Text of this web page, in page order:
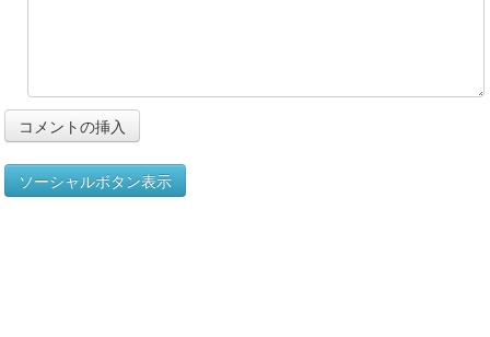
ソーシャルボタン表示